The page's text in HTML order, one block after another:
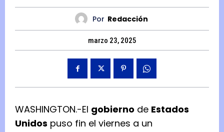
Por Redacción
marzo 23, 2025
WASHINGTON.-El gobierno de Estados
Unidos puso fin el viernes a un